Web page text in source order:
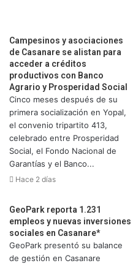
Campesinos y asociaciones
de Casanare se alistan para
acceder a créditos
productivos con Banco
Agrario y Prosperidad Social
Cinco meses después de su
primera socialización en Yopal,
el convenio tripartito 413,
celebrado entre Prosperidad
Social, el Fondo Nacional de
Garantías y el Banco...
Hace 2 días
GeoPark reporta 1.231
empleos y nuevas inversiones
sociales en Casanare*
GeoPark presentó su balance
de gestión en Casanare